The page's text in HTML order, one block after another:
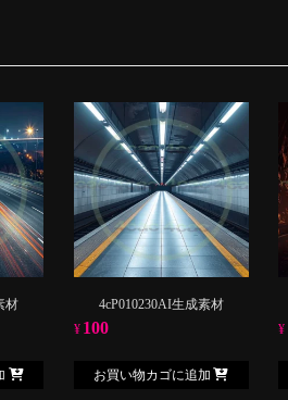
材 4cP010230AI生成素材
¥ 100
お買い物カゴに追加
¥